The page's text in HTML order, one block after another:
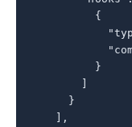
          {
          }
        ]
      }
    ],